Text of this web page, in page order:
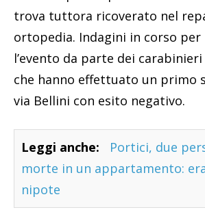
trova tuttora ricoverato nel
ortopedia. Indagini in corso
l’evento da parte dei
che hanno effettuato un primo
via Bellini con esito negativo.
Leggi anche:
Portici, due
morte in un appartamento:
nipote